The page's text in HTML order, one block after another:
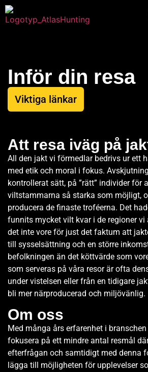
Inför din resa
Viktiga länkar
Att resa iväg på
All den jakt vi förmedlar bedrivs ur ett
med etik och moral i fokus.
kontrollerat sätt, på ”rätt” individer för
viltstammarna så starka som möjligt,
producera de finaste troféerna. Det
funnits mycket vilt kvar i de regioner vi
det inte vore för just det faktum att
till sysselsättning och en större
befolkningen än det köttvärde som
som serveras på våra resor är ofta
under vistelsen eller från en tidigare
bli mer närproducerad och miljövänlig.
Om oss
Med många års erfarenhet i
fokusera på ett mindre antal resmål
efterfrågan och samtidigt med denna
lägga till möjligheten för upplevelser